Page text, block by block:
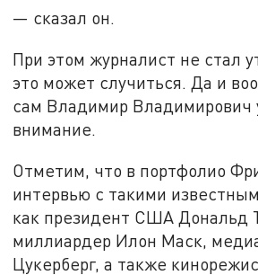
— сказал он.
При этом журналист не стал
это может случиться. Да и
сам Владимир Владимирович
внимание.
Отметим, что в портфолио
интервью с такими
как президент США Дональд
миллиардер Илон Маск,
Цукерберг, а также